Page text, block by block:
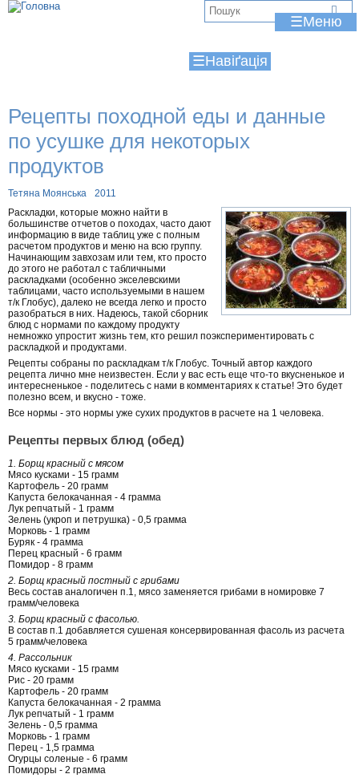
Jump to navigation
☰
☰
Рецепты походной еды и данные
по усушке для некоторых
продуктов
Тетяна Моянська
2011
Раскладки, которые можно найти в
большинстве отчетов о походах, часто дают
информацию в виде таблиц уже с полным
расчетом продуктов и меню на всю группу.
Начинающим завхозам или тем, кто просто
до этого не работал с табличными
раскладками (особенно экселевскими
таблицами, часто используемыми в нашем
т/к Глобус), далеко не всегда легко и просто
разобраться в них. Надеюсь, такой сборник
блюд с нормами по каждому продукту
немножко упростит жизнь тем, кто решил поэкспериментировать с
раскладкой и продуктами.
Рецепты собраны по раскладкам т/к Глобус. Точный автор каждого
рецепта лично мне неизвестен. Если у вас есть еще что-то вкусненькое и
интересненькое - поделитесь с нами в комментариях к статье! Это будет
полезно всем, и вкусно - тоже.
Все нормы - это нормы уже сухих продуктов в расчете на 1 человека.
Рецепты первых блюд (обед)
1. Борщ красный с мясом
Мясо кусками - 15 грамм
Картофель - 20 грамм
Капуста белокачанная - 4 грамма
Лук репчатый - 1 грамм
Зелень (укроп и петрушка) - 0,5 грамма
Морковь - 1 грамм
Буряк - 4 грамма
Перец красный - 6 грамм
Помидор - 8 грамм
2. Борщ красный постный с грибами
Весь состав аналогичен п.1, мясо заменяется грибами в номировке 7
грамм/человека
3. Борщ красный с фасолью.
В состав п.1 добавляется сушеная консервированная фасоль из расчета
5 грамм/человека
4. Рассольник
Мясо кусками - 15 грамм
Рис - 20 грамм
Картофель - 20 грамм
Капуста белокачанная - 2 грамма
Лук репчатый - 1 грамм
Зелень - 0,5 грамма
Морковь - 1 грамм
Перец - 1,5 грамма
Огурцы соленые - 6 грамм
Помидоры - 2 грамма